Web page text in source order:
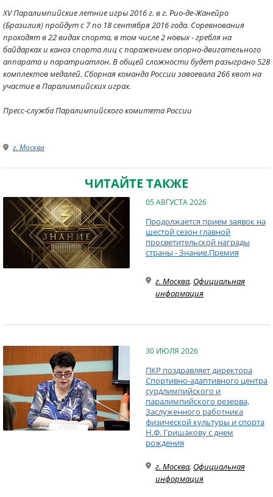
XV Паралимпийские летние игры 2016 г. в г. Рио-де-Жанейро
(Бразилия) пройдут с 7 по 18 сентября 2016 года. Соревнования
проходят в 22 видах спорта, в том числе 2 новых - гребля на
байдарках и каноэ спорта лиц с поражением опорно-двигательного
аппарата и паратриатлон. В общей сложности будет разыграно 528
комплектов медалей. Сборная команда России завоевала 266 квот на
участие в Паралимпийских играх.
Пресс-служба Паралимпийского комитета России
г. Москва
ЧИТАЙТЕ ТАКЖЕ
05 АВГУСТА 2026
Продолжается прием заявок на
шестой сезон главной
просветительской награды
страны - Знание.Премия
г. Москва, Официальная
информация
30 ИЮЛЯ 2026
ПКР поздравляет директора
Спортивно-адаптивного центра
сурдлимпийского и
паралимпийского резерва,
Заслуженного работника
физической культуры и спорта
Н.Ф. Гришакову с днем
рождения
г. Москва, Официальная
информация